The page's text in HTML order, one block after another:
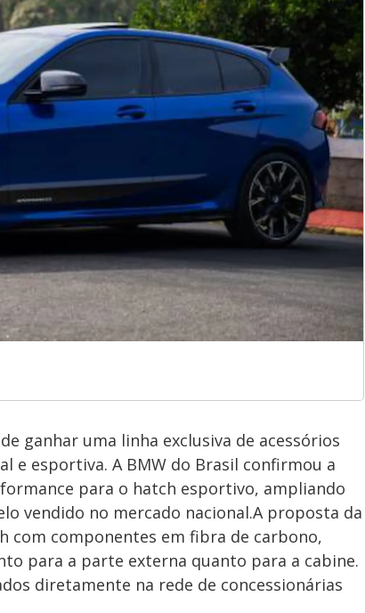
ganhar uma linha exclusiva de acessórios
e esportiva. A BMW do Brasil confirmou a
para o hatch esportivo, ampliando
vendido no mercado nacional.A proposta da
com componentes em fibra de carbono,
para a parte externa quanto para a cabine.
diretamente na rede de concessionárias